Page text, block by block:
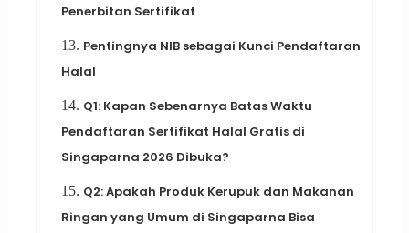
Penerbitan Sertifikat
13. Pentingnya NIB sebagai Kunci Pendaftaran
Halal
14. Q1: Kapan Sebenarnya Batas Waktu
Pendaftaran Sertifikat Halal Gratis di
Singaparna 2026 Dibuka?
15. Q2: Apakah Produk Kerupuk dan Makanan
Ringan yang Umum di Singaparna Bisa